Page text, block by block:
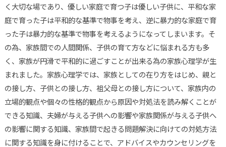
く大切な場であり、優しい家庭で育つ子は優しい子供に、平和な家
庭で育った子は平和的な基準で物事を考え、逆に暴力的な家庭で育
った子は暴力的な基準で物事を考えるようになってしまいます。そ
の為、家族間での人間関係、子供の育て方などに悩まれる方も多
く、家族が円滑で平和的に過ごすことが出来る為の家族心理学が生
まれました。家族心理学では、家族としての在り方をはじめ、親と
の接し方、子供との接し方、祖父母との接し方について、家族内の
立場的観点や個々の性格的観点から原因や対処法を読み解くことが
できる知識、夫婦が与える子供への影響や家族関係が与える子供へ
の影響に関する知識、家族間で起きる問題解決に向けての対処方法
に関する知識を身に付けることで、アドバイスやカウンセリングを